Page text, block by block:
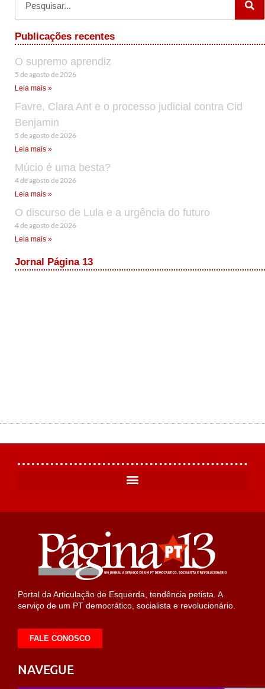
Publicações recentes
O supremo aprendiz
5 de agosto de 2026
Leia mais »
Favre, Clara Ant e o processo judicial contra Cid
Benjamin
5 de agosto de 2026
Leia mais »
Múcio é uma besta?
4 de agosto de 2026
Leia mais »
O discurso de Lula e a urgência do futuro
4 de agosto de 2026
Leia mais »
Jornal Página 13
Portal da Articulação de Esquerda, tendência petista. A
serviço de um PT democrático, socialista e revolucionário.
FALE CONOSCO
NAVEGUE